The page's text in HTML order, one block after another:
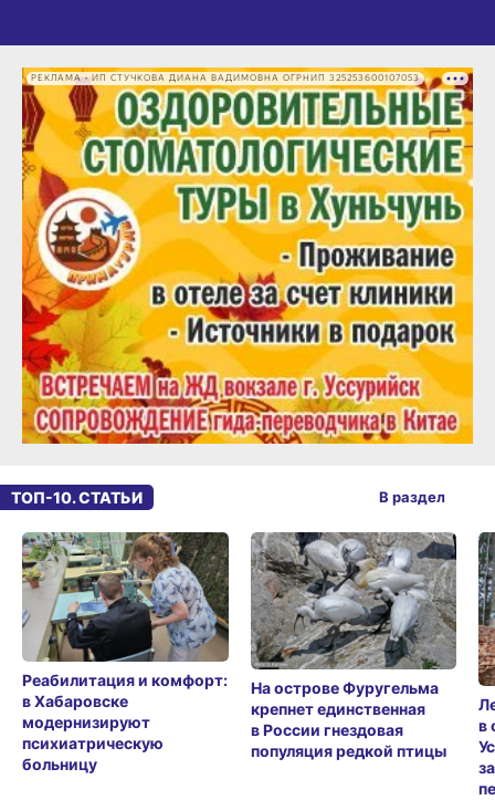
РЕКЛАМА • ИП СТУЧКОВА ДИАНА ВАДИМОВНА ОГРНИП 325253600107053
ТОП-10. СТАТЬИ
Реабилитация и комфорт:
в Хабаровске
модернизируют
психиатрическую
больницу
На острове Фуругельма
крепнет единственная
в России гнездовая
популяция редкой птицы
в
В раздел